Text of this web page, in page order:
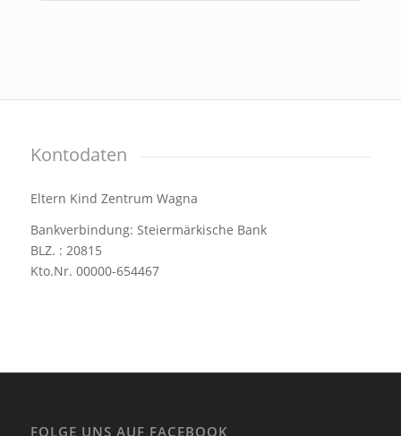
Kontodaten
Eltern Kind Zentrum Wagna
Bankverbindung: Steiermärkische Bank
BLZ. : 20815
Kto.Nr. 00000-654467
FOLGE UNS AUF FACEBOOK